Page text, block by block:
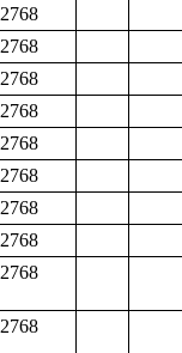
2768
2768
2768
2768
2768
2768
2768
2768
2768
2768